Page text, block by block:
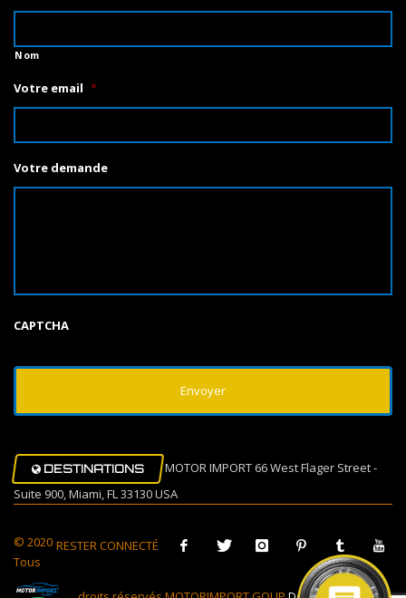
Nom
Votre email *
Votre demande
CAPTCHA
DESTINATIONS
MOTOR IMPORT 66 West Flager Street -
Suite 900, Miami, FL 33130 USA
RESTER CONNECTÉ
© 2020
Tous